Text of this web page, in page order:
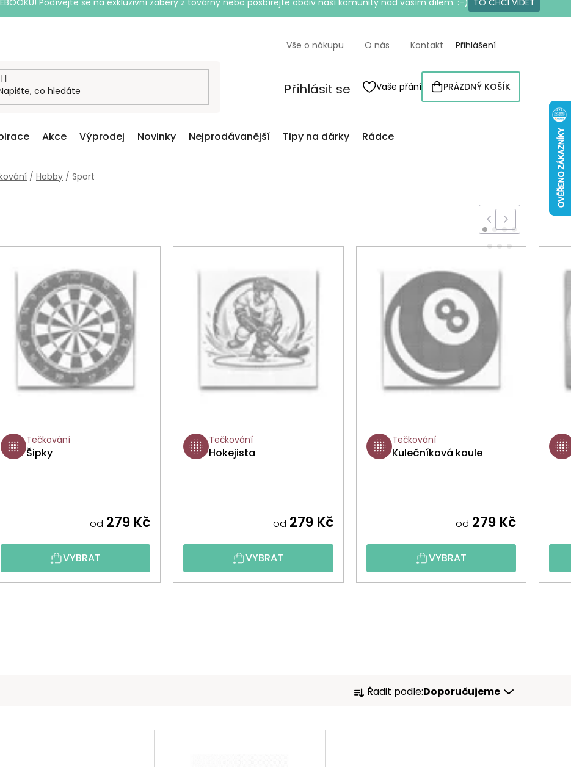
Podívejte se na exkluzivní záběry z továrny nebo posbírejte obdiv naší komunity nad vaším dílem. :-) TO CHCI VIDĚT
Vše o nákupu O nás Kontakt Přihlášení
Přihlásit se Vaše přání
NÁKUPNÍ
KOŠÍK
PRÁZDNÝ KOŠÍK
Akce Výprodej Novinky Nejprodávanější Tipy na dárky Rádce
/ Hobby / Sport
Tečkování
Šipky
od 279 Kč
VYBRAT
Tečkování
Hokejista
od 279 Kč
VYBRAT
Tečkování
Kulečníková koule
od 279 Kč
VYBRAT
Ř Řadit podle:Doporučujeme